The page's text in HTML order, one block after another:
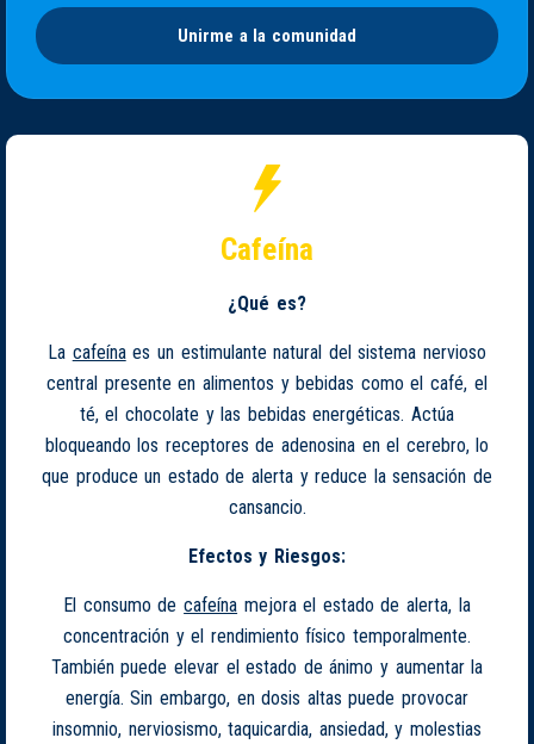
Unirme a la comunidad
Cafeína
¿Qué es?
La cafeínaes un estimulante natural del sistema nervioso
central presente en alimentos y bebidas como el café, el
té, el chocolate y las bebidas energéticas. Actúa
bloqueando los receptores de adenosina en el cerebro, lo
que produce un estado de alerta y reduce la sensación de
cansancio.
Efectos y Riesgos:
El consumo decafeína mejora el estado de alerta, la
concentración y el rendimiento físico temporalmente.
También puede elevar el estado de ánimo y aumentar la
energía. Sin embargo, en dosis altas puede provocar
insomnio, nerviosismo, taquicardia, ansiedad, y molestias